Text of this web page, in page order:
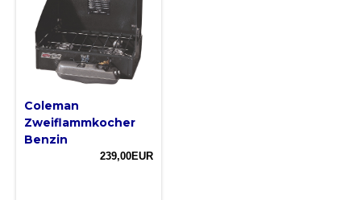
Coleman
Zweiflammkocher
Benzin
239,00EUR